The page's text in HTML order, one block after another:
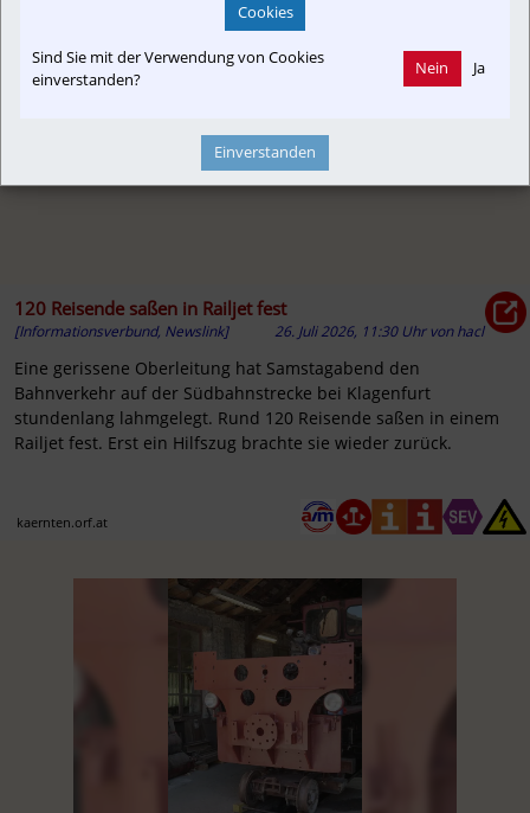
120 Reisende saßen in Railjet fest
[Informationsverbund, Newslink] 26. Juli 2026, 11:30 Uhr vonhacl
Eine gerissene Oberleitung hat Samstagabend den
Bahnverkehr auf der Südbahnstrecke bei Klagenfurt
stundenlang lahmgelegt. Rund 120 Reisende saßen in einem
Railjet fest. Erst ein Hilfszug brachte sie wieder zurück.
kaernten.orf.at
Cookies
Sind Sie mit der Verwendung von Cookies
einverstanden?
Nein Ja
Einverstanden